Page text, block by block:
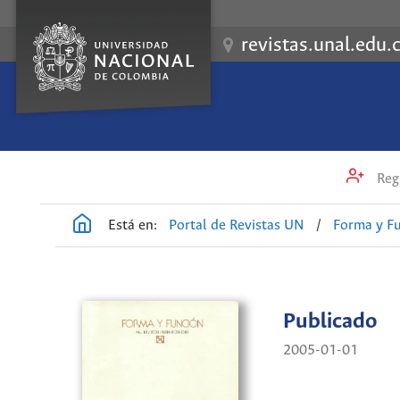
Está en: Portal de Revistas UN / Forma y
Publicado
2005-01-01